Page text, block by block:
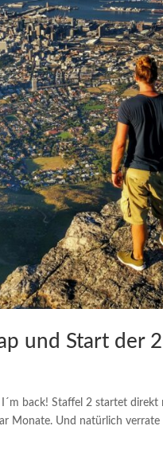
und Start der
back! Staffel 2 startet
Monate. Und natürlich